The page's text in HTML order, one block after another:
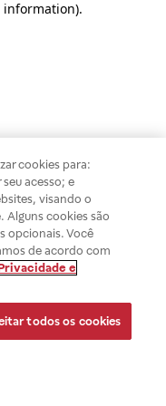
information).
cookies para:
acesso; e
visando o
cookies são
opcionais. Você
de acordo com
e
todos os cookies